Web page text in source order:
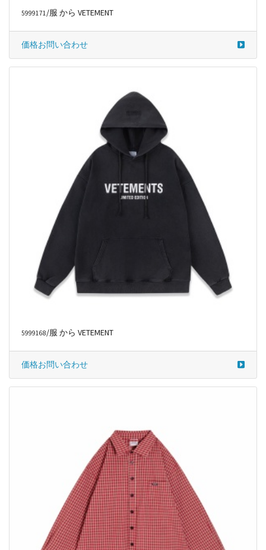
5999171 /服 から VETEMENT
価格お問い合わせ
5999168/服 から VETEMENT
価格お問い合わせ